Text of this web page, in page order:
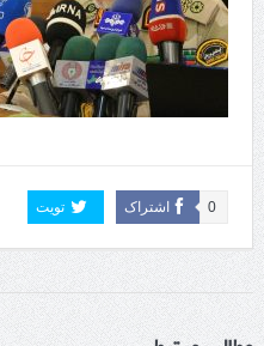
اشتراک 0 تویت